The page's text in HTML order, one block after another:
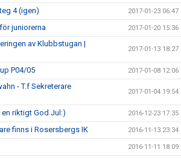
4 (igen) 2017-01-23 06:47
juniorerna 2017-01-20 15:36
av Klubbstugan |
2017-01-13 18:27
P04/05 2017-01-08 12:06
- T.f Sekreterare
2017-01-04 19:54
en riktigt God Jul:) 2016-12-23 17:35
finns i Rosersbergs IK 2016-11-13 23:34
2016-11-11 18:09